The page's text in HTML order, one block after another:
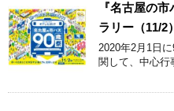
『名古屋の
ラリー（11/2）
2020年2月1日
関して、中心